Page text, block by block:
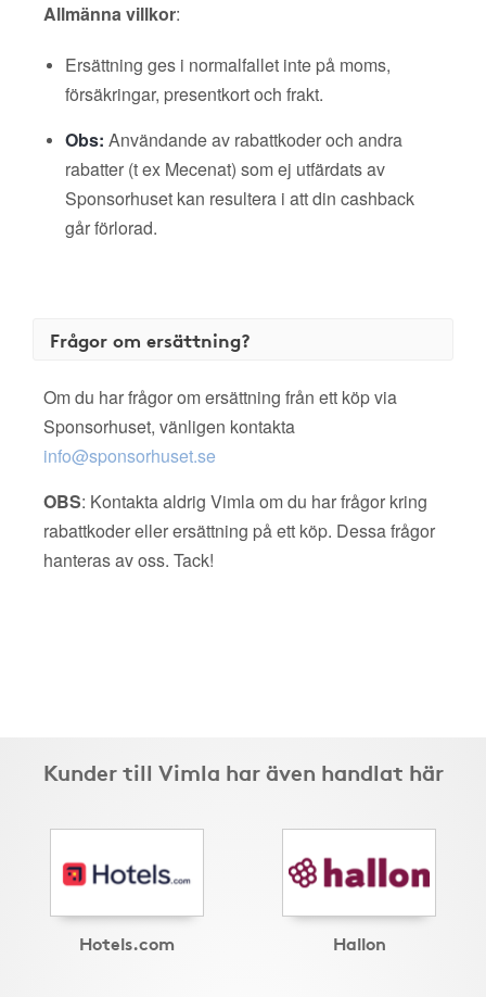
Allmänna villkor:
Ersättning ges i normalfallet inte på moms,
försäkringar, presentkort och frakt.
Obs: Användande av rabattkoder och andra
rabatter (t ex Mecenat) som ej utfärdats av
Sponsorhuset kan resultera i att din cashback
går förlorad.
Frågor om ersättning?
Om du har frågor om ersättning från ett köp via
Sponsorhuset, vänligen kontakta
info@sponsorhuset.se
OBS: Kontakta aldrig Vimla om du har frågor kring
rabattkoder eller ersättning på ett köp. Dessa frågor
hanteras av oss. Tack!
Kunder till Vimla har även handlat här
Hotels.com Hallon